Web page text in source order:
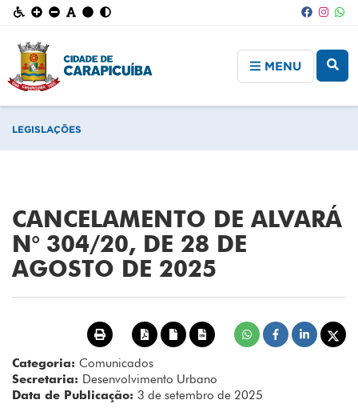
MENU
LEGISLAÇÕES
CANCELAMENTO DE ALVARÁ
N° 304/20, DE 28 DE
AGOSTO DE 2025
Categoria: Comunicados
Secretaria: Desenvolvimento Urbano
Data de Publicação: 3 de setembro de 2025